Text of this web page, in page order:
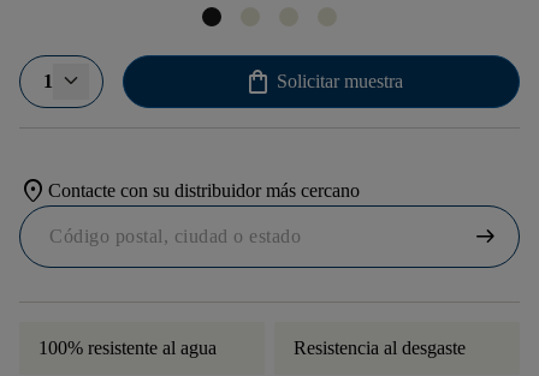
1 shopping_bag Solicitar muestra
location_on Contacte con su distribuidor más cercano
arrow_right_alt
100% resistente al agua Resistencia al desgaste